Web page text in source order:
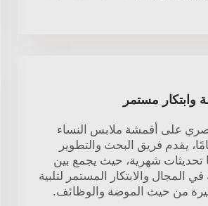
مستمر
على أقمشة ملابس النساء
من 13 عامًا، يقدم فريق البحث والتطوير
تحديثات شهرية، حيث يجمع بين
في المجال والابتكار المستمر لتلبية
من حيث الموضة والوظائف.